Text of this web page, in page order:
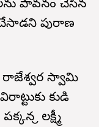
లను పావనం చేసిన
పురాణ
రాజేశ్వర స్వామి
కుడి
శ్రీ లక్ష్మీ